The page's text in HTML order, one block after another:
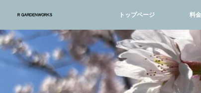
トップページ 料